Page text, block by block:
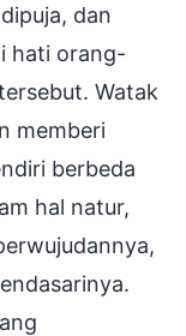
dan
hati orang-
Watak
memberi
berbeda
hal natur,